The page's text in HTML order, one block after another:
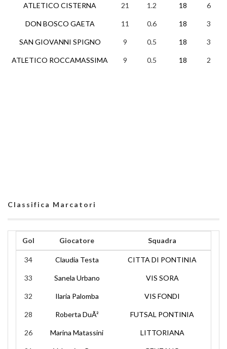
ATLETICO CISTERNA
DON BOSCO GAETA
SAN GIOVANNI SPIGNO
ATLETICO ROCCAMASSIMA
21 1.2 18 6
11 0.6 18 3
9 0.5 18 3
9 0.5 18 2
Classifica Marcatori
Gol Giocatore Squadra
34 Claudia Testa CITTA DI PONTINIA
33 Sanela Urbano VIS SORA
32 Ilaria Palomba VIS FONDI
28 Roberta DuÃ² FUTSAL PONTINIA
26 Marina Matassini LITTORIANA